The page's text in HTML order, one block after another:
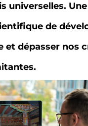
universelles.
de
et dépasser nos